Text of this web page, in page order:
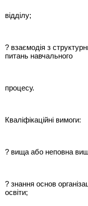
відділу;
? взаємодія з
питань навчального
процесу.
Кваліфікаційні вимоги:
? вища або неповна
? знання основ
освіти;